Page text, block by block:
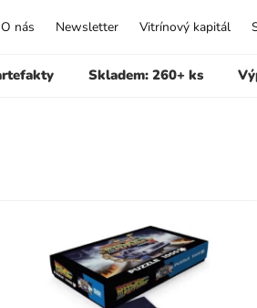
Skladem: 260+ ks
O nás Newsletter Vitrínový kapitál